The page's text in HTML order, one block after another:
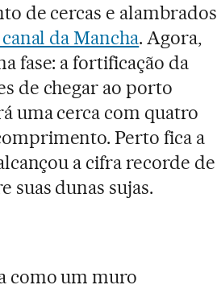
de cercas e alambrados
da Mancha. Agora,
fase: a fortificação da
de chegar ao porto
uma cerca com quatro
Perto fica a
a cifra recorde de
suas dunas sujas.
como um muro